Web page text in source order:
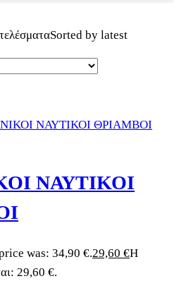
Sorted by latest
ΝΑΥΤΙΚΟΙ
was: 34,90 €.29,60 €Η
29,60 €.